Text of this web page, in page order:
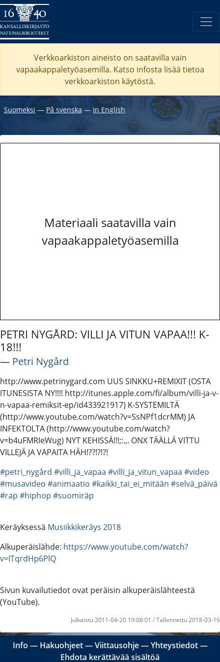
Verkkoarkiston aineisto on saatavilla vain
vapaakappaletyöasemilla. Katso infosta lisää tietoa
verkkoarkiston käytöstä.
Suomeksi ― På svenska ― In English
Materiaali saatavilla vain
vapaakappaletyöasemilla
PETRI NYGÅRD: VILLI JA VITUN VAPAA!!! K-
18!!!
― Petri Nygård
http://www.petrinygard.com UUS SINKKU+REMIXIT (OSTA
ITUNESISTA NY!!!! http://itunes.apple.com/fi/album/villi-ja-v-
n-vapaa-remiksit-ep/id433921917) K-SYSTEMILTÄ
(http://www.youtube.com/watch?v=SsNPf1dcrMM) JA
INFEKTOLTA (http://www.youtube.com/watch?
v=b4uFMRIeWug) NYT KEHISSÄ!!!;:.,. ONX TÄÄLLÄ VITTU
VILLEJÄ JA VAPAITA HÄH!??!?!?!
#petri_nygård #villi_ja_vapaa #villi_ja_vitun_vapaa #video
#musavideo #animaatio #kaikki_tai_ei_mitään #selvä_päivä
#rap #hiphop #suomiräp
Keräyksessä Musiikkikeräys 2018
Alkuperäislähde: https://www.youtube.com/watch?
v=ITqrdHp6PlQ
Sivun kuvailutiedot ovat peräisin alkuperäislähteestä
(YouTube).
Julkaistu 2011-04-20 19:08:01 / Tallennettu 2018-03-16
Info ― Hakuohjeet―Viittausohje―Yhteystiedot―
Ehdota kerättävää sisältöä